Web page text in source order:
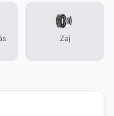
Zaj